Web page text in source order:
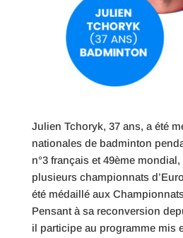
Julien Tchoryk, 37 ans, a été
nationales de badminton
n°3 français et 49ème
plusieurs championnats
été médaillé aux
Pensant à sa reconversion
il participe au programme mis